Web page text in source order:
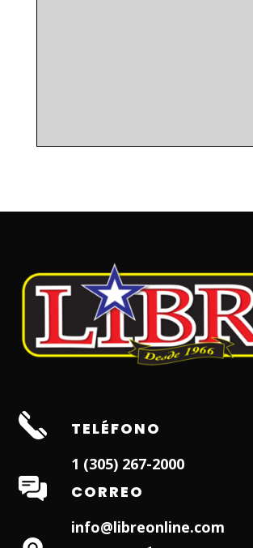
TELÉFONO
1 (305) 267-2000
CORREO
info@libreonline.com